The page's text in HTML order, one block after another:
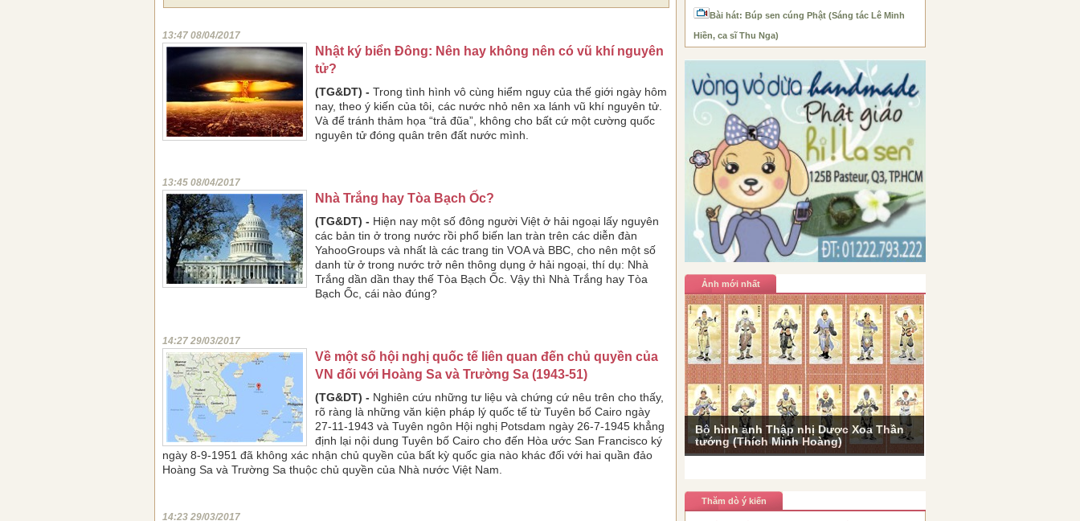
13:47 08/04/2017
Nhật ký biển Đông: Nên hay không nên có vũ khí nguyên
tử?
(TG&DT) - Trong tình hình vô cùng hiểm nguy của thế giới ngày hôm
nay, theo ý kiến của tôi, các nước nhỏ nên xa lánh vũ khí nguyên tử.
Và để tránh thảm họa “trả đũa”, không cho bất cứ một cường quốc
nguyên tử đóng quân trên đất nước mình.
13:45 08/04/2017
Nhà Trắng hay Tòa Bạch Ốc?
(TG&DT) - Hiện nay một số đông người Việt ở hải ngoại lấy nguyên
các bản tin ở trong nước rồi phổ biến lan tràn trên các diễn đàn
YahooGroups và nhất là các trang tin VOA và BBC, cho nên một số
danh từ ở trong nước trở nên thông dụng ở hải ngoại, thí dụ: Nhà
Trắng dần dần thay thế Tòa Bạch Ốc. Vậy thì Nhà Trắng hay Tòa
Bạch Ốc, cái nào đúng?
14:27 29/03/2017
Về một số hội nghị quốc tế liên quan đến chủ quyền của
VN đối với Hoàng Sa và Trường Sa (1943-51)
(TG&DT) - Nghiên cứu những tư liệu và chứng cứ nêu trên cho thấy,
rõ ràng là những văn kiện pháp lý quốc tế từ Tuyên bố Cairo ngày
27-11-1943 và Tuyên ngôn Hội nghị Potsdam ngày 26-7-1945 khẳng
định lại nội dung Tuyên bố Cairo cho đến Hòa ước San Francisco ký
ngày 8-9-1951 đã không xác nhận chủ quyền của bất kỳ quốc gia nào khác đối với hai quần đảo
Hoàng Sa và Trường Sa thuộc chủ quyền của Nhà nước Việt Nam.
14:23 29/03/2017
Bài hát: Búp sen cúng Phật (Sáng tác Lê Minh
Hiền, ca sĩ Thu Nga)
Ảnh mới nhất
Bộ hình ảnh Thập nhị Dược Xoa Thần
tướng (Thích Minh Hoàng)
Thăm dò ý kiến